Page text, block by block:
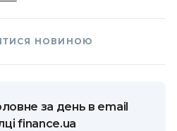
НОВИНОЮ
за день в email
finance.ua